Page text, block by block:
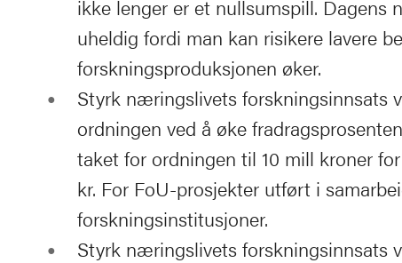
ikke lenger er et nullsumspill. Dagens
uheldig fordi man kan risikere lavere
forskningsproduksjonen øker.
Styrk næringslivets forskningsinnsats
ordningen ved å øke
taket for ordningen til 10 mill kroner
kr. For FoU-prosjekter utført i
forskningsinstitusjoner.
Styrk næringslivets forskningsinnsats